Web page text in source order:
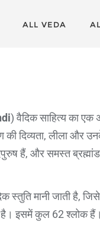
ALL VEDA
) वैदिक साहित्य का एक
की दिव्यता, लीला और
हैं, और समस्त
स्तुति मानी जाती है,
इसमें कुल 62 श्लोक हैं।